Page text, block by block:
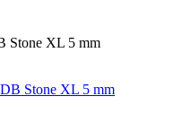
Stone XL 5 mm